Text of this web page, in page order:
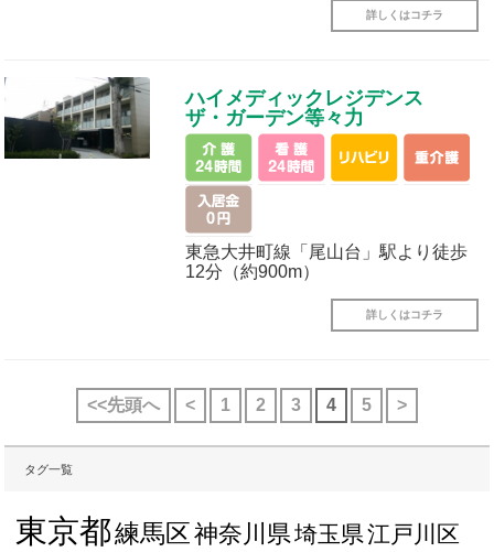
詳しくはコチラ
ハイメディックレジデンス
ザ・ガーデン等々力
東急大井町線「尾山台」駅より徒歩
12分（約900m）
詳しくはコチラ
<<先頭へ < 1 2 3 4 5 >
タグ一覧
東京都練馬区 神奈川県埼玉県江戸川区